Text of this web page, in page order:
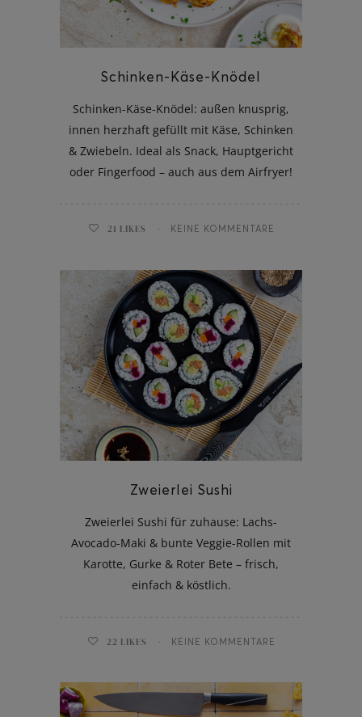
Schinken-Käse-Knödel
Schinken-Käse-Knödel: außen knusprig,
innen herzhaft gefüllt mit Käse, Schinken
& Zwiebeln. Ideal als Snack, Hauptgericht
oder Fingerfood – auch aus dem Airfryer!
21 LIKES KEINE KOMMENTARE
Zweierlei Sushi
Zweierlei Sushi für zuhause: Lachs-
Avocado-Maki & bunte Veggie-Rollen mit
Karotte, Gurke & Roter Bete – frisch,
einfach & köstlich.
22 LIKES KEINE KOMMENTARE